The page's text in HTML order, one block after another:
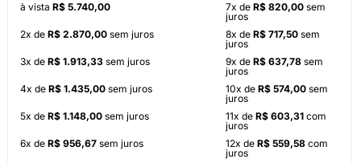
à vista R$ 5.740,00
2x de R$ 2.870,00 sem juros
3x de R$ 1.913,33 sem juros
4x de R$ 1.435,00 sem juros
5x de R$ 1.148,00 sem juros
6x de R$ 956,67 sem juros
7x de R$ 820,00 sem
juros
8x de R$ 717,50 sem
juros
9x de R$ 637,78 sem
juros
10x de R$ 574,00 sem
juros
11x de R$ 603,31 com
juros
12x de R$ 559,58 com
juros